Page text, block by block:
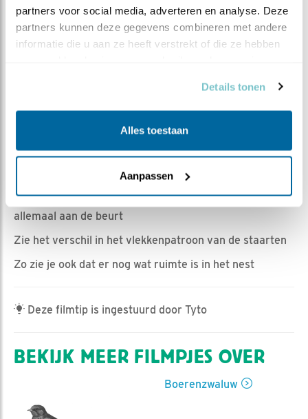
partners voor social media, adverteren en analyse. Deze
partners kunnen deze gegevens combineren met andere
informatie die u aan ze heeft verstrekt of die ze hebben
Details tonen
Alles toestaan
Aanpassen
DEEL DIT FILMPJE
Marijke Heijne | Geplaatst op 10 juli 2025, 15:42 |
Vind ik leuk| Bewaar dit filmpje|
240x
Nachtelijke bezoeker
Vleugeloefeningen om straks direct te kunnen vliegen.
Als de één klaar is dan kruipt die achter zijn brusjes en
kan de volgende zijn oefeningen doen, zo komen ze
allemaal aan de beurt
Zie het verschil in het vlekkenpatroon van de staarten
Zo zie je ook dat er nog wat ruimte is in het nest
Deze filmtip is ingestuurd door Tyto
BEKIJK MEER FILMPJES OVER
Boerenzwaluw